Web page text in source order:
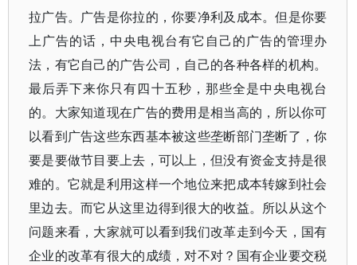
拉广告。广告是你拉的，你要净利及成本。但是你要
上广告的话，中央电视台有它自己的广告的管理办
法，有它自己的广告公司，自己的各种各样的机构。
最后弄下来你只有四十五秒，那些全是中央电视台
的。大家知道现在广告的费用是相当高的，所以你可
以看到广告这些东西基本被这些垄断部门垄断了，你
要是要做节目要上去，可以上，但没有资金支持是很
难的。它就是利用这样一个地位来把成本转嫁到社会
里边去。而它从这里边得到很大的收益。所以从这个
问题来看，大家就可以看到我们改革走到今天，国有
企业的改革有很大的成绩，对不对？国有企业要交税